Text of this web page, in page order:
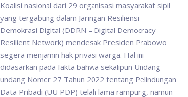
Koalisi nasional dari 29 organisasi masyarakat sipil
yang tergabung dalam Jaringan Resiliensi
Demokrasi Digital (DDRN – Digital Democracy
Resilient Network) mendesak Presiden Prabowo
segera menjamin hak privasi warga. Hal ini
didasarkan pada fakta bahwa sekalipun Undang-
undang Nomor 27 Tahun 2022 tentang Pelindungan
Data Pribadi (UU PDP) telah lama rampung, namun